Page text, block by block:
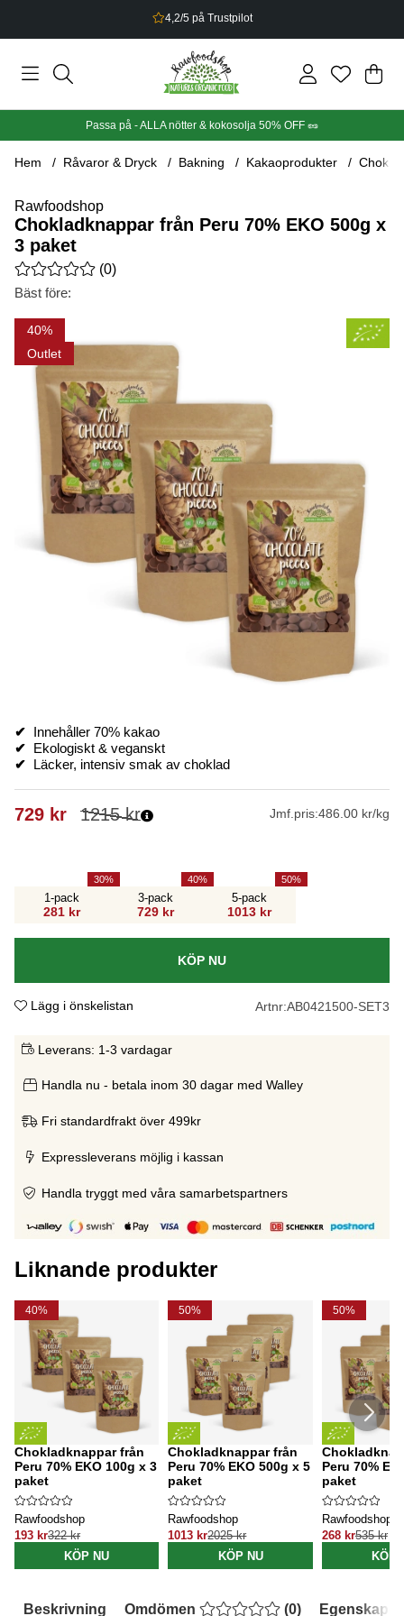
Bonus på allt du handlar
Din
.
Passa på - ALLA nötter & kokosolja 50% OFF 🥜
Hem Råvaror & Dryck Bakning Kakaoprodukter
Rawfoodshop
Chokladknappar från Peru 70% EKO 500g x
3 paket
Medelbetyg 0 av 5 Antal betyg 0
(0)
Bäst före:
40
Outlet
Produktbilder Chokladknappar från Peru 70% EKO 500g x 3
✔
Innehåller 70% kakao
✔
Ekologiskt & veganskt
✔
Läcker, intensiv smak av choklad
1215kr
729 kr Jmf.pris:486.00 kr/kg
1-pack
281 kr
30
3-pack
729 kr
40
5-pack
1013 kr
50
KÖP NU
Lägg i önskelistan Artnr:AB0421500-SET3
Leverans: 1-3 vardagar
Handla nu - betala inom 30 dagar med Walley
Fri standardfrakt över 499kr
Expressleverans möjlig i kassan
Handla tryggt med våra samarbetspartners
Liknande produkter
40%
Chokladknappar från
Peru 70% EKO 100g x 3
paket
Rawfoodshop
193 kr322 kr
KÖP NU
50%
Chokladknappar från
Peru 70% EKO 500g x 5
paket
Rawfoodshop
1013 kr2025 kr
KÖP NU
50%
Peru 70%
paket
Rawfoodshop
268 kr535 kr
KÖP
Beskrivning Omdömen (0) Egenskaper